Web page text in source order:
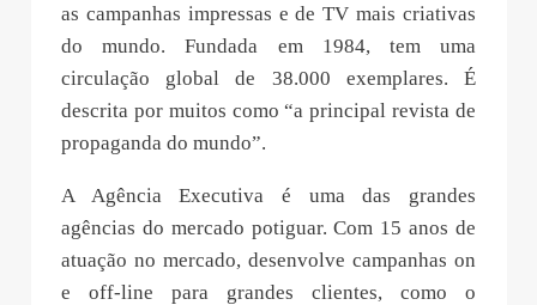
as campanhas impressas e de TV mais criativas
do mundo. Fundada em 1984, tem uma
circulação global de 38.000 exemplares. É
descrita por muitos como “a principal revista de
propaganda do mundo”.
A Agência Executiva é uma das grandes
agências do mercado potiguar. Com 15 anos de
atuação no mercado, desenvolve campanhas on
e off-line para grandes clientes, como o